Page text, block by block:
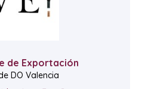
de Exportación
DO Valencia